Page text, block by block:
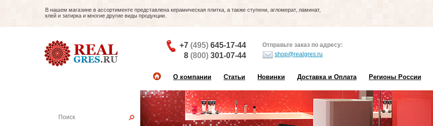
В нашем магазине в ассортименте представлена керамическая плитка, а также ступени, агломерат, ламинат,
клей и затирка и многие другие виды продукции.
+7 (495) 645-17-44
8 (800) 301-07-44
Отправьте заказ по адресу:
shop@realgres.ru
О компании Статьи Новинки Доставка и Оплата Регионы России